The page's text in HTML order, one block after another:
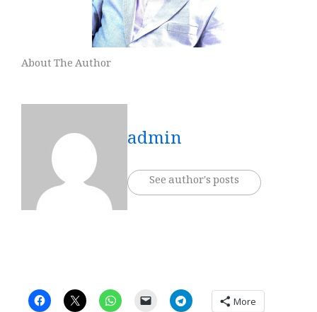
About The Author
admin
See author's posts
More